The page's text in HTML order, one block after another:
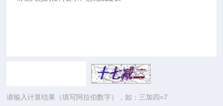
请输入计算结果（填写阿拉伯数字），如：三加四=7